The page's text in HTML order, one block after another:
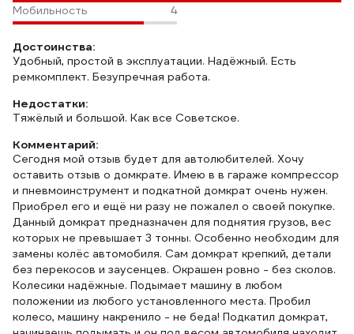
Мобильность
4
Достоинства:
Удобный, простой в эксплуатации. Надёжный. Есть
ремкомплект. Безупречная работа.
Недостатки:
Тяжёлый и большой. Как все Советское.
Комментарий:
Сегодня мой отзыв будет для автолюбителей. Хочу
оставить отзыв о домкрате. Имею в в гараже компрессор
и пневмоинструмент и подкатной домкрат очень нужен.
Приобрел его и ещё ни разу не пожалел о своей покупке.
Данный домкрат предназначен для поднятия грузов, вес
которых не превышает 3 тонны. Особенно необходим для
замены колёс автомобиля. Сам домкрат крепкий, детали
без перекосов и заусенцев. Окрашен ровно - без сколов.
Колесики надёжные. Подымает машину в любом
положении из любого установленного места. Пробил
колесо, машину накренило - не беда! Подкатил домкрат,